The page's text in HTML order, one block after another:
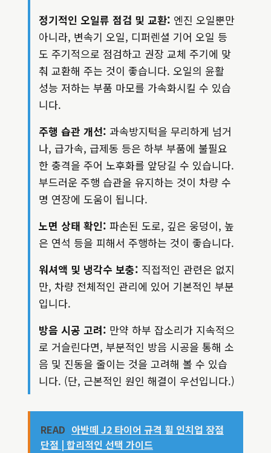
정기적인 오일류 점검 및 교환: 엔진 오일뿐만
아니라, 변속기 오일, 디퍼렌셜 기어 오일 등
도 주기적으로 점검하고 권장 교체 주기에 맞
춰 교환해 주는 것이 좋습니다. 오일의 윤활
성능 저하는 부품 마모를 가속화시킬 수 있습
니다.
주행 습관 개선: 과속방지턱을 무리하게 넘거
나, 급가속, 급제동 등은 하부 부품에 불필요
한 충격을 주어 노후화를 앞당길 수 있습니다.
부드러운 주행 습관을 유지하는 것이 차량 수
명 연장에 도움이 됩니다.
노면 상태 확인: 파손된 도로, 깊은 웅덩이, 높
은 연석 등을 피해서 주행하는 것이 좋습니다.
워셔액 및 냉각수 보충: 직접적인 관련은 없지
만, 차량 전체적인 관리에 있어 기본적인 부분
입니다.
방음 시공 고려: 만약 하부 잡소리가 지속적으
로 거슬린다면, 부분적인 방음 시공을 통해 소
음 및 진동을 줄이는 것을 고려해 볼 수 있습
니다. (단, 근본적인 원인 해결이 우선입니다.)
READ 아반떼 J2 타이어 규격 휠 인치업 장점
단점 | 합리적인 선택 가이드